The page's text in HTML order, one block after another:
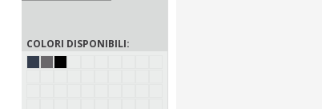
COLORI DISPONIBILI: